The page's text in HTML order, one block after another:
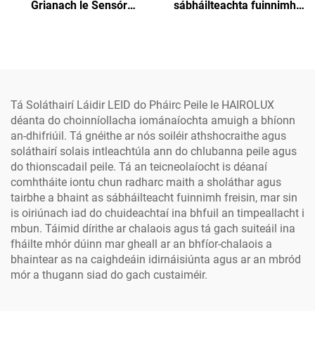
Grianach le Sensór
sábháilteachta fuinnimh,
Tá Soláthairí Láidir LEID do Pháirc Peile le HAIROLUX
déanta do choinníollacha iománaíochta amuigh a bhíonn
an-dhifriúil. Tá gnéithe ar nós soiléir athshocraithe agus
soláthairí solais intleachtúla ann do chlubanna peile agus
do thionscadail peile. Tá an teicneolaíocht is déanaí
comhtháite iontu chun radharc maith a sholáthar agus
tairbhe a bhaint as sábháilteacht fuinnimh freisin, mar sin
is oiriúnach iad do chuideachtaí ina bhfuil an timpeallacht i
mbun. Táimid dírithe ar chalaois agus tá gach suiteáil ina
fháilte mhór dúinn mar gheall ar an bhfíor-chalaois a
bhaintear as na caighdeáin idirnáisiúnta agus ar an mbród
mór a thugann siad do gach custaiméir.